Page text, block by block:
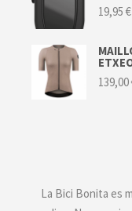
19,95 €
139,00
La Bici Bonita es